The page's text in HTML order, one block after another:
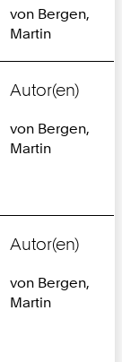
von Bergen,
Martin
Autor(en)
von Bergen,
Martin
Autor(en)
von Bergen,
Martin